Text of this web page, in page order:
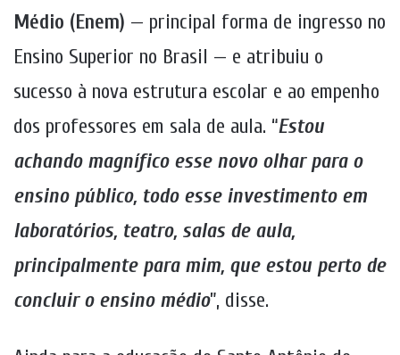
Médio (Enem) — principal forma de ingresso no
Ensino Superior no Brasil — e atribuiu o
sucesso à nova estrutura escolar e ao empenho
dos professores em sala de aula. “Estou
achando magnífico esse novo olhar para o
ensino público, todo esse investimento em
laboratórios, teatro, salas de aula,
principalmente para mim, que estou perto de
concluir o ensino médio”, disse.